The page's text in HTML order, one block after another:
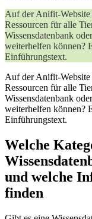
Auf der Anifit-Website
Ressourcen für alle
Wissensdatenbank
weiterhelfen können?
Einführungstext.
Auf der Anifit-Website
Ressourcen für alle
Wissensdatenbank
weiterhelfen können?
Einführungstext.
Welche
und ‍welche
finden